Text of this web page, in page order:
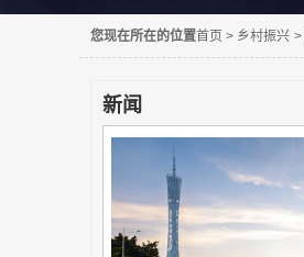
您现在所在的位置首页 > 乡村振兴 >
新闻